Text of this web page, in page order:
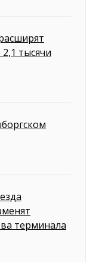
тысячи
терминала